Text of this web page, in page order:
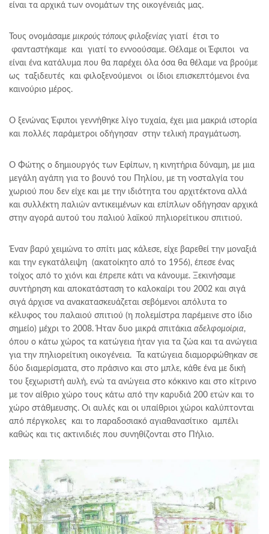
είναι τα αρχικά των ονομάτων της οικογένειάς μας.
Τους ονομάσαμε μικρούς τόπους φιλοξενίας γιατί έτσι το
φανταστήκαμε και γιατί το εννοούσαμε. Θέλαμε οι Έφιποι να
είναι ένα κατάλυμα που θα παρέχει όλα όσα θα θέλαμε να βρούμε
ως ταξιδευτές και φιλοξενούμενοι οι ίδιοι επισκεπτόμενοι ένα
καινούριο μέρος.
Ο ξενώνας Έφιποι γεννήθηκε λίγο τυχαία, έχει μια μακριά ιστορία
και πολλές παράμετροι οδήγησαν στην τελική πραγμάτωση.
Ο Φώτης ο δημιουργός των Εφίπων, η κινητήρια δύναμη, με μια
μεγάλη αγάπη για το βουνό του Πηλίου, με τη νοσταλγία του
χωριού που δεν είχε και με την ιδιότητα του αρχιτέκτονα αλλά
και συλλέκτη παλιών αντικειμένων και επίπλων οδήγησαν αρχικά
στην αγορά αυτού του παλιού λαϊκού πηλιορείτικου σπιτιού.
Έναν βαρύ χειμώνα το σπίτι μας κάλεσε, είχε βαρεθεί την μοναξιά
και την εγκατάλειψη (ακατοίκητο από το 1956), έπεσε ένας
τοίχος από το χιόνι και έπρεπε κάτι να κάνουμε. Ξεκινήσαμε
συντήρηση και αποκατάσταση το καλοκαίρι του 2002 και σιγά
σιγά άρχισε να ανακατασκευάζεται σεβόμενοι απόλυτα το
κέλυφος του παλαιού σπιτιού (η πολεμίστρα παρέμεινε στο ίδιο
σημείο) μέχρι το 2008. Ήταν δυο μικρά σπιτάκια αδελφομοίρια,
όπου ο κάτω χώρος τα κατώγεια ήταν για τα ζώα και τα ανώγεια
για την πηλιορείτικη οικογένεια. Τα κατώγεια διαμορφώθηκαν σε
δύο διαμερίσματα, στο πράσινο και στο μπλε, κάθε ένα με δική
του ξεχωριστή αυλή, ενώ τα ανώγεια στο κόκκινο και στο κίτρινο
με τον αίθριο χώρο τους κάτω από την καρυδιά 200 ετών και το
χώρο στάθμευσης. Οι αυλές και οι υπαίθριοι χώροι καλύπτονται
από πέργκολες και το παραδοσιακό αγιαθανασίτικο αμπέλι
καθώς και τις ακτινιδιές που συνηθίζονται στο Πήλιο.